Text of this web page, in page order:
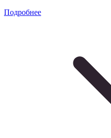
Подробнее